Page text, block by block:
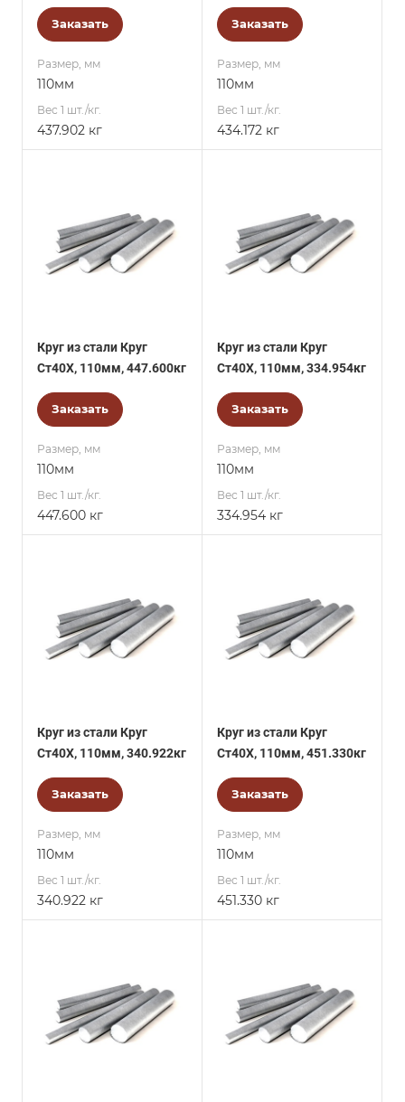
Заказать
Размер, мм
110мм
Вес 1 шт./кг.
437.902 кг
Заказать
Размер, мм
110мм
Вес 1 шт./кг.
434.172 кг
Круг из стали Круг
Ст40Х, 110мм, 447.600кг
Заказать
Размер, мм
110мм
Вес 1 шт./кг.
447.600 кг
Круг из стали Круг
Ст40Х, 110мм, 334.954кг
Заказать
Размер, мм
110мм
Вес 1 шт./кг.
334.954 кг
Круг из стали Круг
Ст40Х, 110мм, 340.922кг
Заказать
Размер, мм
110мм
Вес 1 шт./кг.
340.922 кг
Круг из стали Круг
Ст40Х, 110мм, 451.330кг
Заказать
Размер, мм
110мм
Вес 1 шт./кг.
451.330 кг